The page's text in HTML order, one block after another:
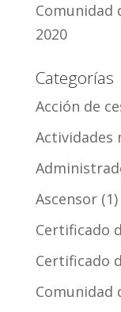
Comunidad
2020
Categorías
Acción de
Actividades
Ascensor(1)
Certificado
Certificado
Comunidad